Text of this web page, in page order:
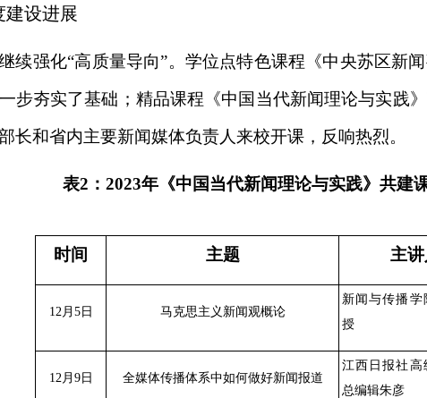
建设进展
续强化“高质量导向”。学位点特色课程《中央苏区新
步夯实了基础；精品课程《中国当代新闻理论与实践
长和省内主要新闻媒体负责人来校开课，反响热烈。
表2：2023年《中国当代新闻理论与实践》共建
时间 主题 主讲
12月5日 马克思主义新闻观概论
新闻与传播学
授
12月9日 全媒体传播体系中如何做好新闻报道
江西日报社高
总编辑朱彦